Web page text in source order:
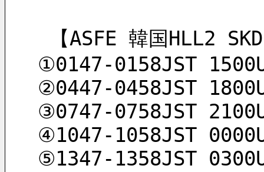
【ASFE 韓国HLL2
①0147-0158JST
②0447-0458JST
③0747-0758JST
④1047-1058JST
⑤1347-1358JST